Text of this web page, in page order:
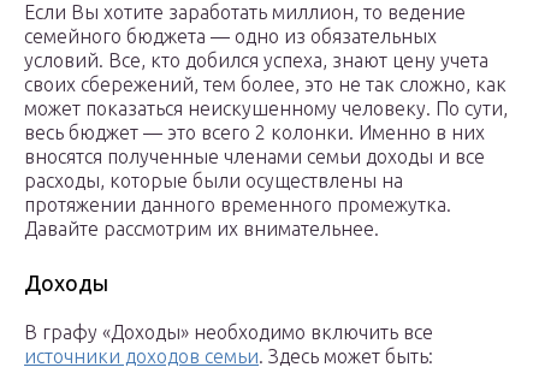
Если Вы хотите заработать миллион, то ведение
семейного бюджета — одно из обязательных
условий. Все, кто добился успеха, знают цену учета
своих сбережений, тем более, это не так сложно, как
может показаться неискушенному человеку. По сути,
весь бюджет — это всего 2 колонки. Именно в них
вносятся полученные членами семьи доходы и все
расходы, которые были осуществлены на
протяжении данного временного промежутка.
Давайте рассмотрим их внимательнее.
Доходы
В графу «Доходы» необходимо включить все
источники доходов семьи. Здесь может быть: